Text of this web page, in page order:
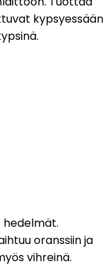
kypsyessään
hedelmät.
oranssiin ja
vihreinä.